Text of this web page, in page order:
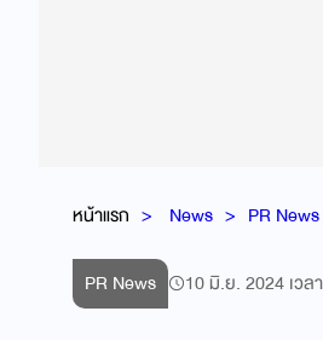
หน้าแรก News PR News
PR News 10 มิ.ย. 2024 เวล